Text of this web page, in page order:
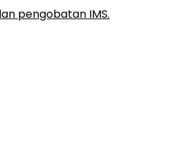
pengobatan IMS.